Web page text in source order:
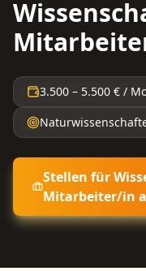
3.500 – 5.500 € /
Stellen für
Mitarbeiter/in